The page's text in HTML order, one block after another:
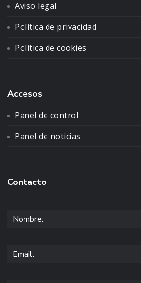
Aviso legal
Política de privacidad
Política de cookies
Accesos
Panel de control
Panel de noticias
Contacto